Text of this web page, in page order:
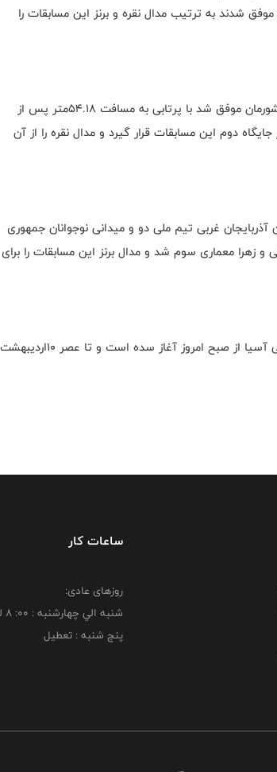
شدند به ترتیب مدال نقره و برنز این مسابقات را
بر همین اساس،زهرا معماری پرتابگر اهل استان تهران تیم ملی کشورمان موفق شد با پرتابی به مسافت ۵۴.۱۸متر پس از
را به ثبت رساند،در جایگاه دوم این مسابقات قرار گیرد و مدال نقره را از آن
غربی تیم ملی دو و میدانی نوجوانان جمهوری
متر پس از ورزشکار چینی و زهرا معماری سوم شد و مدال برنز این مسابقات را برای
گفتنی است،پنجمین دوره رقابت‌های دو و میدانی نوجوانان قهرمانی آسیا از صبح امروز آغاز سده است و تا عصر ۱۰اردیبهشت
ساعات کار
روزهای عادی:
شنبه الي چهارشنبه : 00: 8 لغايت 16:00
پنج شنبه : تعطیل